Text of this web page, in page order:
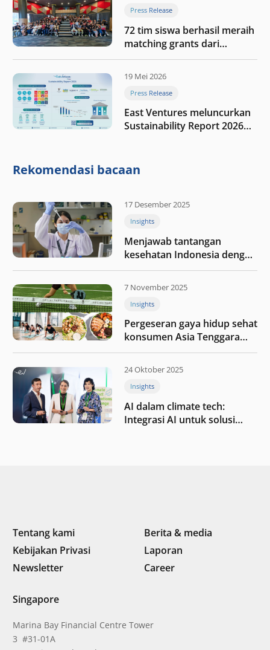
Press Release
72 tim siswa berhasil meraih
matching grants dari
program My First $1000
19 Mei 2026
Press Release
East Ventures meluncurkan
Sustainability Report 2026
nilai melalui kedisiplinan”
Rekomendasi bacaan
17 Desember 2025
Insights
Menjawab tantangan
kesehatan Indonesia dengan
berinvestasi di teknologi
kesehatan
7 November 2025
Insights
Pergeseran gaya hidup sehat
konsumen Asia Tenggara
pada tahun 2025
24 Oktober 2025
Insights
AI dalam climate tech:
Integrasi AI untuk solusi
Tentang kami
Berita & media
Kebijakan Privasi
Laporan
Newsletter
Career
Singapore
Marina Bay Financial Centre Tower
3 #31-01A